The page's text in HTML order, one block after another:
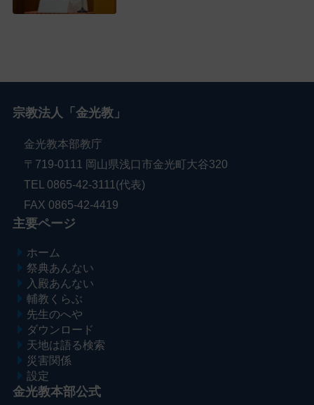
宗教法人「金光教」
金光教本部教庁
〒719-0111 岡山県浅口市金光町大谷320
TEL 0865-42-3111(代表)
FAX 0865-42-4419
主要ページ
ホーム
祭典あんない
入殿あんない
輔教くらぶ
先生のへや
ダウンロード
天地は語る検索
災害関係
設定
金光教本部公式